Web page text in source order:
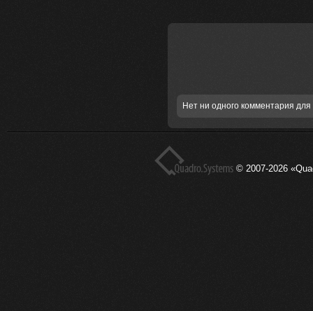
Нет ни одного комментария
© 2007-2026